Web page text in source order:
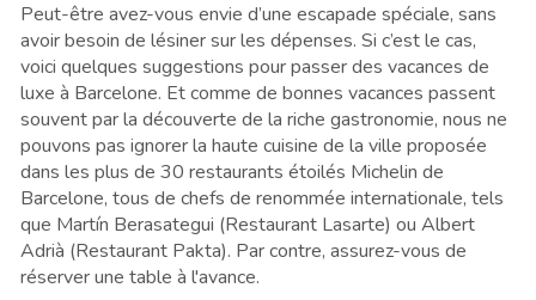
Peut-être avez-vous envie d’une escapade spéciale, sans
avoir besoin de lésiner sur les dépenses. Si c’est le cas,
voici quelques suggestions pour passer des vacances de
luxe à Barcelone. Et comme de bonnes vacances passent
souvent par la découverte de la riche gastronomie, nous ne
pouvons pas ignorer la haute cuisine de la ville proposée
dans les plus de 30 restaurants étoilés Michelin de
Barcelone, tous de chefs de renommée internationale, tels
que Martín Berasategui (Restaurant Lasarte) ou Albert
Adrià (Restaurant Pakta). Par contre, assurez-vous de
réserver une table à l'avance.